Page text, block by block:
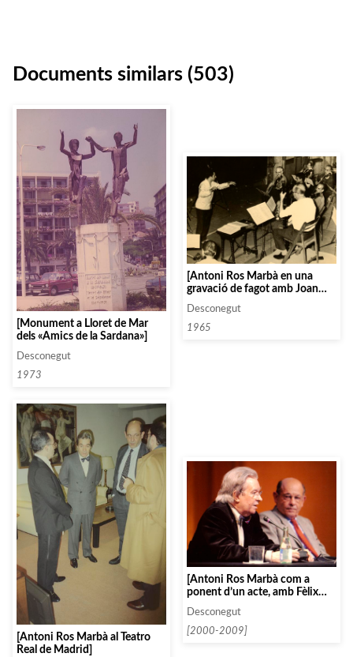
Documents similars (503)
[Monument a Lloret de Mar
dels «Amics de la Sardana»]
Desconegut
1973
[Antoni Ros Marbà en una
gravació de fagot amb Joan
Carbonell i Manuel Calsina]
Desconegut
1965
[Antoni Ros Marbà al Teatro
Real de Madrid]
[Antoni Ros Marbà com a
ponent d’un acte, amb Fèlix
Millet Tusell, president de
Fundació Orfeó Català i Palau
de la Música]
Desconegut
[2000-2009]